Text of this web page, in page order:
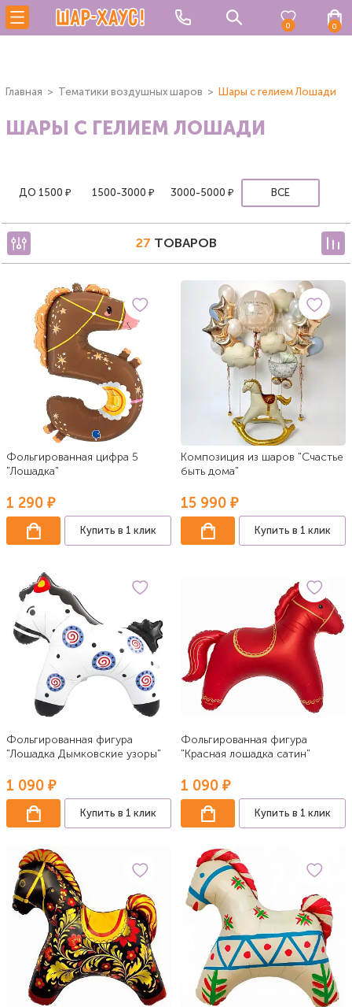
0 0
Главная Тематики воздушных шаров Шары с гелием Лошади
ШАРЫ С ГЕЛИЕМ ЛОШАДИ
ДО 1500 ₽ 1500-3000 ₽ 3000-5000 ₽ ВСЕ
27 ТОВАРОВ
Фольгированная цифра 5
"Лошадка"
1 290 ₽
Купить в 1 клик
Композиция из шаров "Счастье
быть дома"
15 990 ₽
Купить в 1 клик
Фольгированная фигура
"Лошадка Дымковские узоры"
1 090 ₽
Купить в 1 клик
Фольгированная фигура
"Красная лошадка сатин"
1 090 ₽
Купить в 1 клик